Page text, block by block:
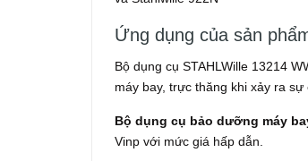
Ứng dụng của sản
Bộ dụng cụ STAHLWille 13214
máy bay, trực thăng khi xảy ra sự
Bộ dụng cụ bảo dưỡng máy
Vinp với mức giá hấp dẫn.